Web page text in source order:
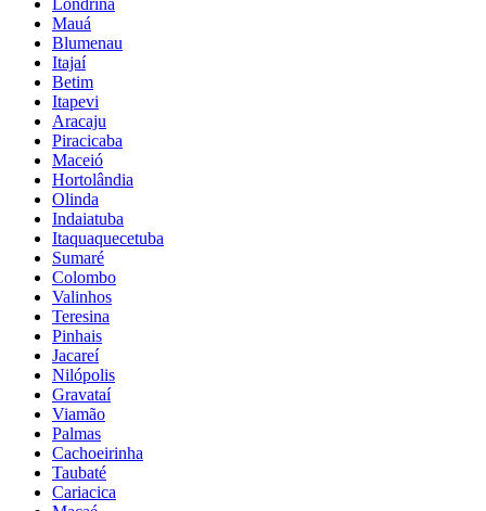
Londrina
Mauá
Blumenau
Itajaí
Betim
Itapevi
Aracaju
Piracicaba
Maceió
Hortolândia
Olinda
Indaiatuba
Itaquaquecetuba
Sumaré
Colombo
Valinhos
Teresina
Pinhais
Jacareí
Nilópolis
Gravataí
Viamão
Palmas
Cachoeirinha
Taubaté
Cariacica